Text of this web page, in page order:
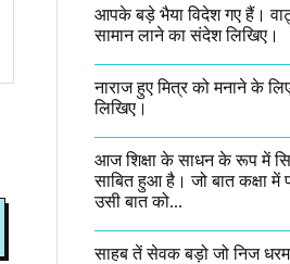
आपके बड़े भैया विदेश गए हैं।
सामान लाने का संदेश लिखिए।
नाराज हुए मित्र को मनाने के
लिखिए।
आज शिक्षा के साधन के रूप में
साबित हुआ है। जो बात कक्षा में
उसी बात को...
साहब तें सेवक बड़ो जो निज धरम